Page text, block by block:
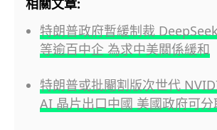
相關文章:
特朗普政府暫緩制裁
等逾百中企 為求中美關係緩和
特朗普或批閹割版次世代
AI 晶片出口中國 美國政府可